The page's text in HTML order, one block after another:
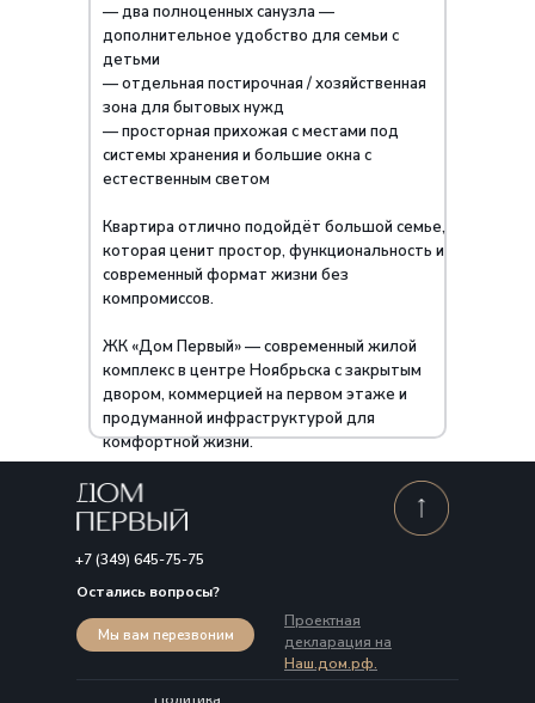
— два полноценных санузла —
дополнительное удобство для семьи с
детьми
— отдельная постирочная / хозяйственная
зона для бытовых нужд
— просторная прихожая с местами под
системы хранения и большие окна с
естественным светом
Квартира отлично подойдёт большой семье,
которая ценит простор, функциональность и
современный формат жизни без
компромиссов.
ЖК «Дом Первый» — современный жилой
комплекс в центре Ноябрьска с закрытым
двором, коммерцией на первом этаже и
продуманной инфраструктурой для
комфортной жизни.
+7 (349) 645-75-75
Политика
Проектная
декларация на
Наш.дом.рф.
Остались вопросы?
Мы вам перезвоним